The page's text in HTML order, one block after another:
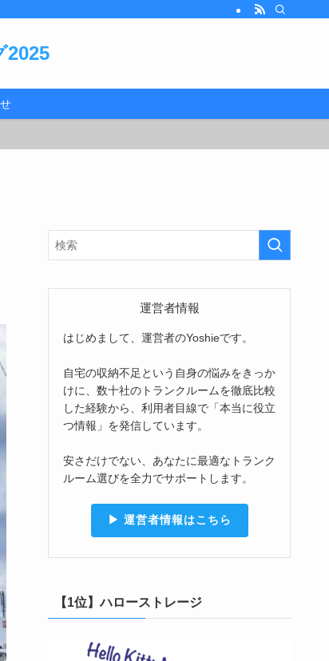
2025
運営者情報
はじめまして、運営者のYoshieです。
自宅の収納不足という自身の悩みをきっか
けに、数十社のトランクルームを徹底比較
した経験から、利用者目線で「本当に役立
つ情報」を発信しています。
安さだけでない、あなたに最適なトランク
ルーム選びを全力でサポートします。
▶︎ 運営者情報はこちら
【1位】ハローストレージ